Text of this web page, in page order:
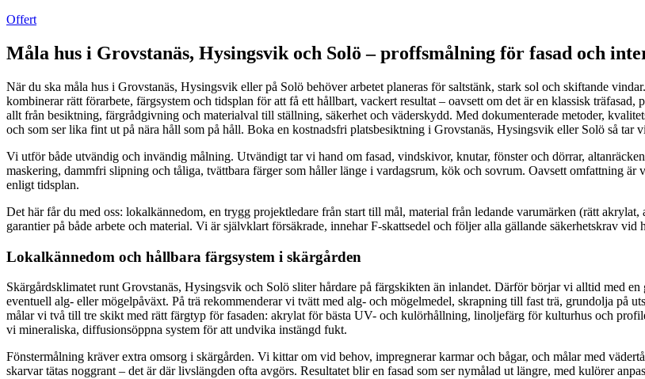
Offert
Måla hus i Grovstanäs, Hysingsvik och Solö – proffsmålning för fasad och
När du ska måla hus i Grovstanäs, Hysingsvik eller på Solö behöver arbetet planeras för saltstänk, stark sol och skiftande
kombinerar rätt förarbete, färgsystem och tidsplan för att få ett hållbart, vackert resultat – oavsett om det är en klassisk
allt från besiktning, färgrådgivning och materialval till ställning, säkerhet och väderskydd. Med dokumenterade metoder,
och som ser lika fint ut på nära håll som på håll. Boka en kostnadsfri platsbesiktning i Grovstanäs, Hysingsvik eller Solö så tar
Vi utför både utvändig och invändig målning. Utvändigt tar vi hand om fasad, vindskivor, knutar, fönster och dörrar,
maskering, dammfri slipning och tåliga, tvättbara färger som håller länge i vardagsrum, kök och sovrum. Oavsett omfattning
enligt tidsplan.
Det här får du med oss: lokalkännedom, en trygg projektledare från start till mål, material från ledande varumärken (rätt
garantier på både arbete och material. Vi är självklart försäkrade, innehar F-skattsedel och följer alla gällande säkerhetskrav vid
Lokalkännedom och hållbara färgsystem i skärgården
Skärgårdsklimatet runt Grovstanäs, Hysingsvik och Solö sliter hårdare på färgskikten än inlandet. Därför börjar vi alltid med
eventuell alg- eller mögelpåväxt. På trä rekommenderar vi tvätt med alg- och mögelmedel, skrapning till fast trä, grundolja på
målar vi två till tre skikt med rätt färgtyp för fasaden: akrylat för bästa UV- och kulörhållning, linoljefärg för kulturhus och
vi mineraliska, diffusionsöppna system för att undvika instängd fukt.
Fönstermålning kräver extra omsorg i skärgården. Vi kittar om vid behov, impregnerar karmar och bågar, och målar med
skarvar tätas noggrant – det är där livslängden ofta avgörs. Resultatet blir en fasad som ser nymålad ut längre, med kulörer